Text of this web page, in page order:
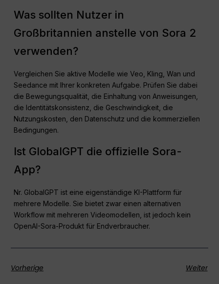
Was sollten Nutzer in
Großbritannien anstelle von Sora 2
verwenden?
Vergleichen Sie aktive Modelle wie Veo, Kling, Wan und
Seedance mit Ihrer konkreten Aufgabe. Prüfen Sie dabei
die Bewegungsqualität, die Einhaltung von Anweisungen,
die Identitätskonsistenz, die Geschwindigkeit, die
Nutzungskosten, den Datenschutz und die kommerziellen
Bedingungen.
Ist GlobalGPT die offizielle Sora-
App?
Nr. GlobalGPT ist eine eigenständige KI-Plattform für
mehrere Modelle. Sie bietet zwar einen alternativen
Workflow mit mehreren Videomodellen, ist jedoch kein
OpenAI-Sora-Produkt für Endverbraucher.
Vorherige Weiter